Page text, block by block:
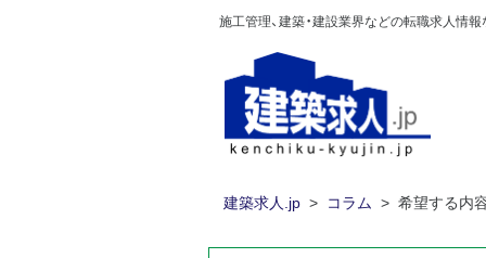
施工管理、建築・建設業界などの転職求人情
建築求人.jp コラム 希望する内